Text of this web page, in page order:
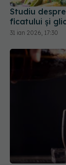
Crezi că
dă peste cap
21 dec 2025, 15:44